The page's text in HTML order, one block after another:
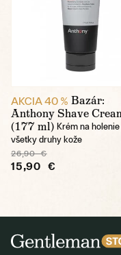
AKCIA 40 % Bazár:
Anthony Shave
(177 ml) Krém na
všetky druhy kože
26,90 €
15,90 €